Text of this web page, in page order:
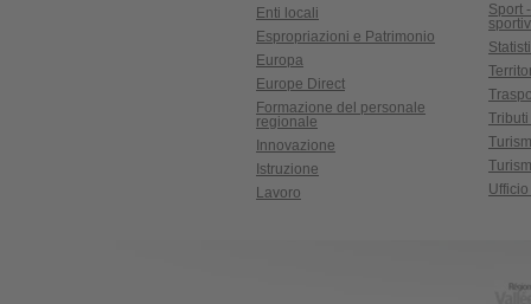
Enti locali
Espropriazioni e Patrimonio
Europa
Europe Direct
Formazione del personale
regionale
Innovazione
Istruzione
Lavoro
Sport